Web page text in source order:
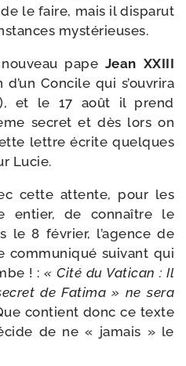
le faire, mais il dis­pa­rut
mystérieuses.
pape Jean XXIII
Concile qui s’ou­vri­ra
et le 17 août il prend
secret et dès lors on
lettre écrite quelques
Lucie.
cette attente, pour les
entier, de connaître le
le 8 février, l’a­gence de
com­mu­ni­qué sui­vant qui
! : « Cité du Vatican : Il
de Fatima » ne sera
contient donc ce texte
de ne « jamais » le